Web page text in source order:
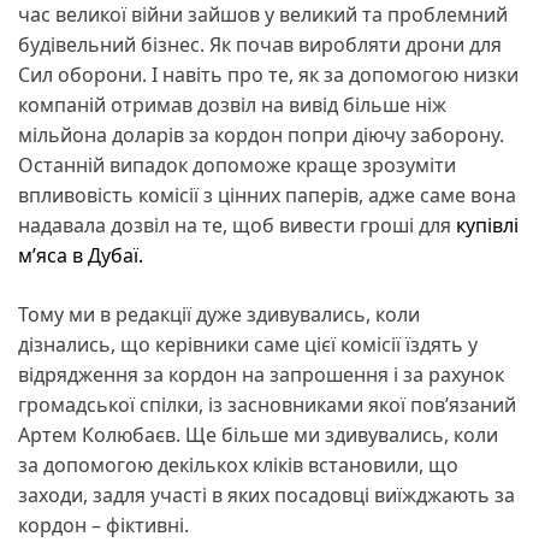
час великої війни зайшов у великий та проблемний
будівельний бізнес. Як почав виробляти дрони для
Сил оборони. І навіть про те, як за допомогою низки
компаній отримав дозвіл на вивід більше ніж
мільйона доларів за кордон попри діючу заборону.
Останній випадок допоможе краще зрозуміти
впливовість комісії з цінних паперів, адже саме вона
надавала дозвіл на те, щоб вивести гроші для купівлі
м’яса в Дубаї.
Тому ми в редакції дуже здивувались, коли
дізнались, що керівники саме цієї комісії їздять у
відрядження за кордон на запрошення і за рахунок
громадської спілки, із засновниками якої пов’язаний
Артем Колюбаєв. Ще більше ми здивувались, коли
за допомогою декількох кліків встановили, що
заходи, задля участі в яких посадовці виїжджають за
кордон – фіктивні.